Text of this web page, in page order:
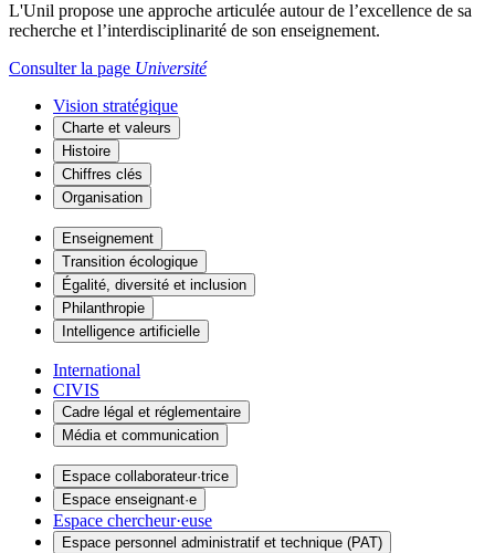
L'Unil propose une approche articulée autour de l’excellence de sa
recherche et l’interdisciplinarité de son enseignement.
Consulter la page Université
Vision stratégique
Charte et valeurs
Histoire
Chiffres clés
Organisation
Enseignement
Transition écologique
Égalité, diversité et inclusion
Philanthropie
Intelligence artificielle
International
CIVIS
Cadre légal et réglementaire
Média et communication
Espace collaborateur·trice
Espace enseignant·e
Espace chercheur·euse
Espace personnel administratif et technique (PAT)